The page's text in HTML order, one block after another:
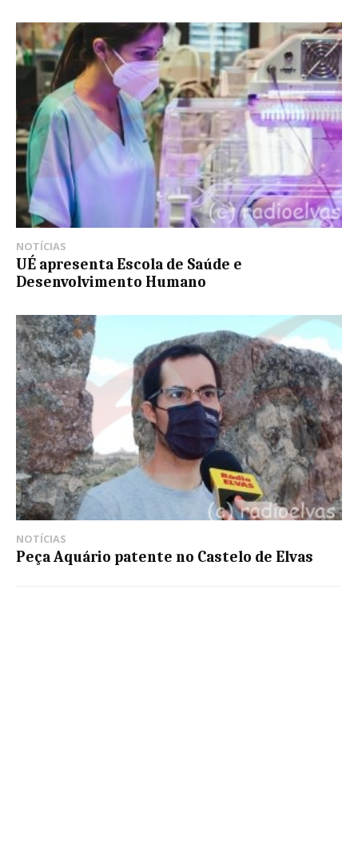
NOTÍCIAS
UÉ apresenta Escola de Saúde e
Desenvolvimento Humano
NOTÍCIAS
Peça Aquário patente no Castelo de Elvas